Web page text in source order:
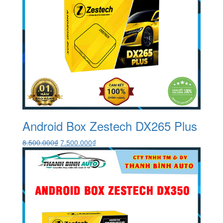
Android Box Zestech DX265 Plus
8.500.000₫ Giá
gốc
là:
8.500.000₫.
7.500.000₫Giá
hiện
tại